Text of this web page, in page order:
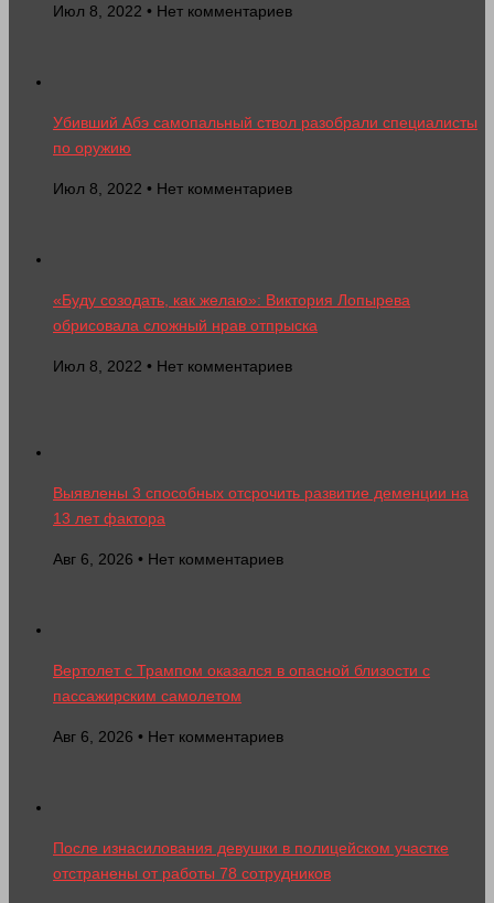
Июл 8, 2022 • Нет комментариев
Убивший Абэ самопальный ствол разобрали специалисты
по оружию
Июл 8, 2022 • Нет комментариев
«Буду созодать, как желаю»: Виктория Лопырева
обрисовала сложный нрав отпрыска
Июл 8, 2022 • Нет комментариев
Выявлены 3 способных отсрочить развитие деменции на
13 лет фактора
Авг 6, 2026 • Нет комментариев
Вертолет с Трампом оказался в опасной близости с
пассажирским самолетом
Авг 6, 2026 • Нет комментариев
После изнасилования девушки в полицейском участке
отстранены от работы 78 сотрудников